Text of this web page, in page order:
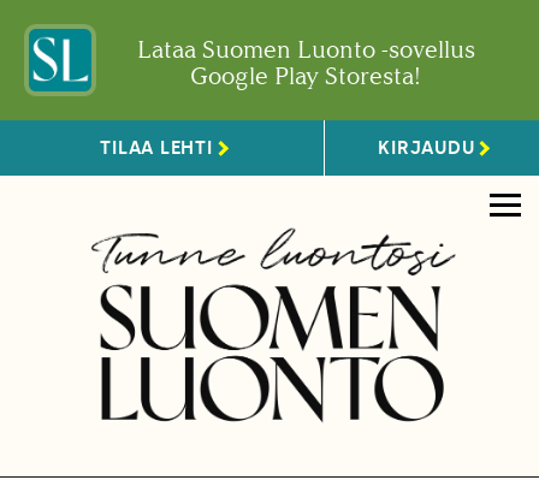
Lataa Suomen Luonto -sovellus
Google Play Storesta!
TILAA LEHTI KIRJAUDU